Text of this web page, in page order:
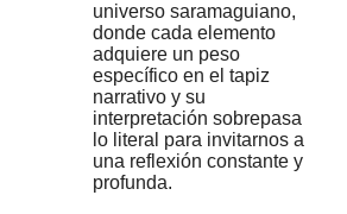
universo saramaguiano,
donde cada elemento
adquiere un peso
específico en el tapiz
narrativo y su
interpretación sobrepasa
lo literal para invitarnos a
una reflexión constante y
profunda.